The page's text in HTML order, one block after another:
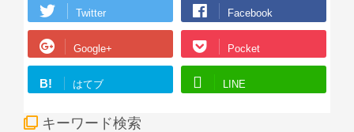
Twitter Facebook
Google+ Pocket
B! はてブ LINE
キーワード検索